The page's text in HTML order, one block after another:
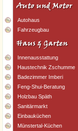
Autohaus
Fahrzeugbau
Innenausstattung
Haustechnik Zschumme
Badezimmer Imberi
Feng-Shui-Beratung
Holzbau Späth
Sanitärmarkt
Einbauküchen
Münstertal-Küchen